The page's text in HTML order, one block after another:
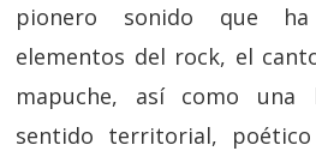
pionero sonido que
elementos del rock, el
mapuche, así como una
sentido territorial,